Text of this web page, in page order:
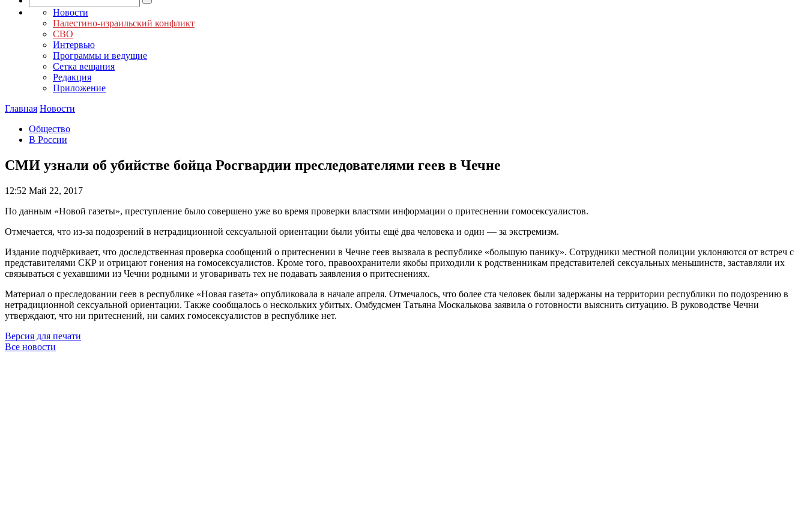
Новости
Палестино-израильский конфликт
СВО
Интервью
Программы и ведущие
Сетка вещания
Редакция
Приложение
Главная Новости
Общество
В России
СМИ узнали об убийстве бойца Росгвардии преследователями геев в Чечне
12:52 Май 22, 2017
По данным «Новой газеты», преступление было совершено уже во время проверки властями информации о притеснении гомосексуалистов.
Отмечается, что из-за подозрений в нетрадиционной сексуальной ориентации были убиты ещё два человека и один — за экстремизм.
Издание подчёркивает, что доследственная проверка сообщений о притеснении в Чечне геев вызвала в республике «большую панику». Сотрудники местной полиции уклоняются от встреч с
представителями СКР и отрицают гонения на гомосексуалистов. Кроме того, правоохранители якобы приходили к родственникам представителей сексуальных меньшинств, заставляли их
связываться с уехавшими из Чечни родными и уговаривать тех не подавать заявления о притеснениях.
Материал о преследовании геев в республике «Новая газета» опубликовала в начале апреля. Отмечалось, что более ста человек были задержаны на территории республики по подозрению в
нетрадиционной сексуальной ориентации. Также сообщалось о нескольких убитых. Омбудсмен Татьяна Москалькова заявила о готовности выяснить ситуацию. В руководстве Чечни
утверждают, что ни притеснений, ни самих гомосексуалистов в республике нет.
Версия для печати
Все новости